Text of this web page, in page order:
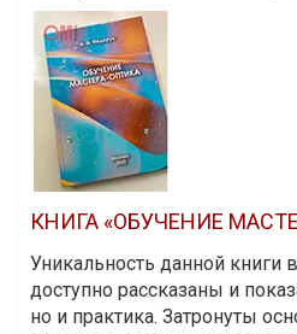
КНИГА «ОБУЧЕНИЕ
Уникальность данной книги
доступно рассказаны и
но и практика. Затронуты